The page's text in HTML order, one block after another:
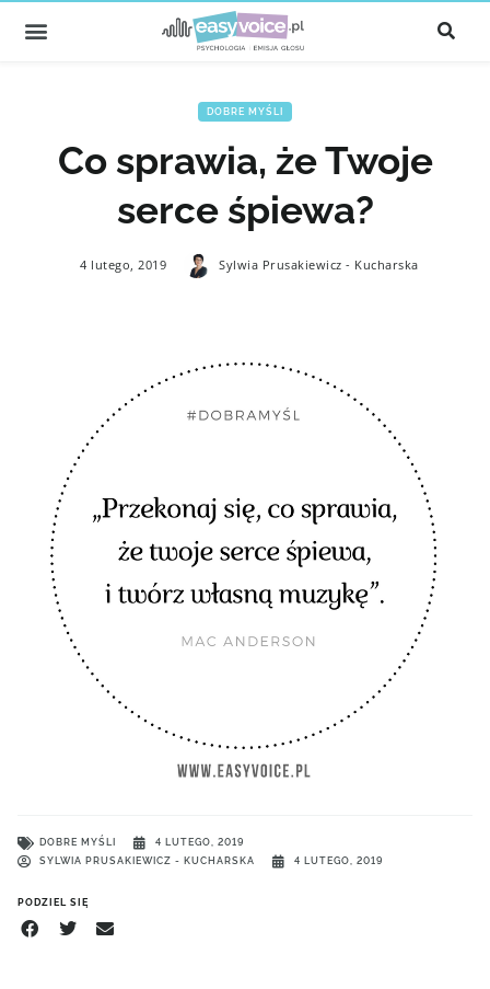
DOBRE MYŚLI
Co sprawia, że Twoje
serce śpiewa?
4 lutego, 2019 Sylwia Prusakiewicz - Kucharska
DOBRE MYŚLI
4 LUTEGO, 2019
SYLWIA PRUSAKIEWICZ - KUCHARSKA
4 LUTEGO, 2019
PODZIEL SIĘ